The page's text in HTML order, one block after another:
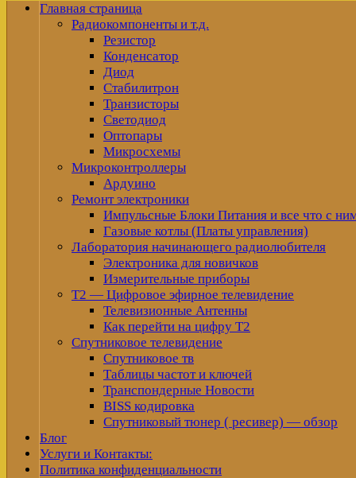
Главная страница
Радиокомпоненты и т.д.
Резистор
Конденсатор
Диод
Стабилитрон
Транзисторы
Светодиод
Оптопары
Микросхемы
Микроконтроллеры
Ардуино
Ремонт электроники
Импульсные Блоки Питания и все что с
Газовые котлы (Платы управления)
Лаборатория начинающего радиолюбителя
Электроника для новичков
Измерительные приборы
Т2 — Цифровое эфирное телевидение
Телевизионные Антенны
Как перейти на цифру Т2
Спутниковое телевидение
Спутниковое тв
Таблицы частот и ключей
Транспондерные Новости
BISS кодировка
Спутниковый тюнер ( ресивер) — обзор
Блог
Услуги и Контакты:
Политика конфиденциальности